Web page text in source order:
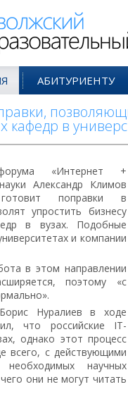
АБИТУРИЕНТУ
кафедр в
«Интернет +
Александр Климов
поправки в
упростить бизнесу
в вузах. Подобные
и компании
в этом направлении
поэтому «с
Нуралиев в ходе
что российские IT-
однако этот процесс
всего, с действующими
необходимых научных
они не могут читать